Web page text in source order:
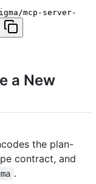
mcp-server-
a New
the plan-
contract, and
.